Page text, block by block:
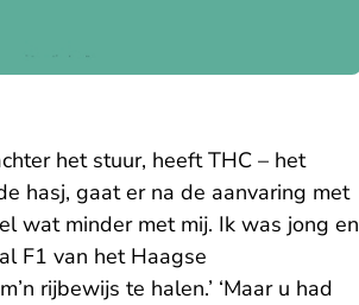
het stuur, heeft THC – het
hasj, gaat er na de aanvaring met
wat minder met mij. Ik was jong en
F1 van het Haagse
rijbewijs te halen.’ ‘Maar u had